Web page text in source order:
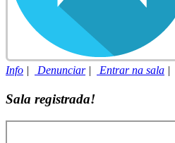
Info | Denunciar| Entrar na sala |
Sala registrada!